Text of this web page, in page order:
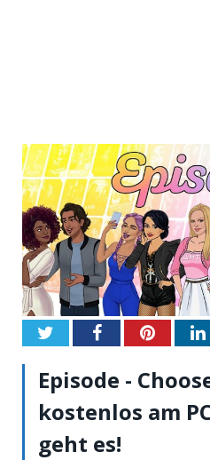
TwitterFacebookPinterest
Episode -
kostenlos am
geht es!